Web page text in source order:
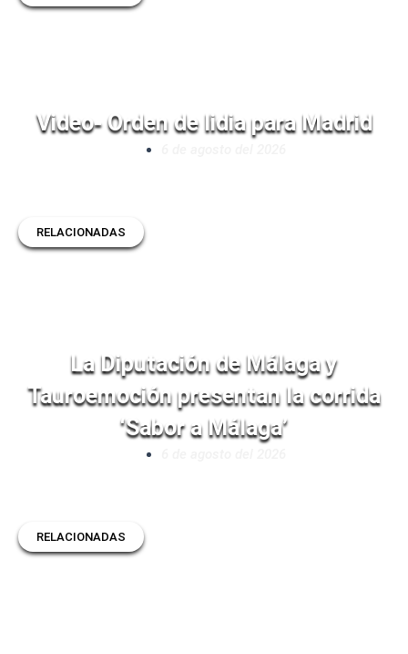
Video- Orden de lidia para Madrid
RELACIONADAS
La Diputación de Málaga y
Tauroemoción presentan la corrida
‘Sabor a Málaga’
RELACIONADAS